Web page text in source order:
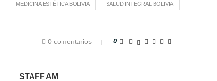
MEDICINA ESTÉTICA BOLIVIA SALUD INTEGRAL BOLIVIA
0 comentarios 0
STAFF AM